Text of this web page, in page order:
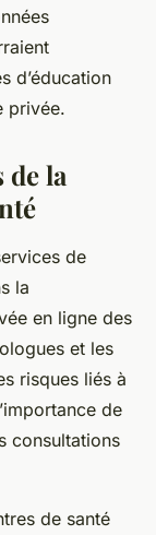
d’éducation
privée.
de la
de
la
en ligne des
et les
risques liés à
de
consultations
de santé